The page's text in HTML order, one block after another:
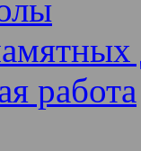
работа